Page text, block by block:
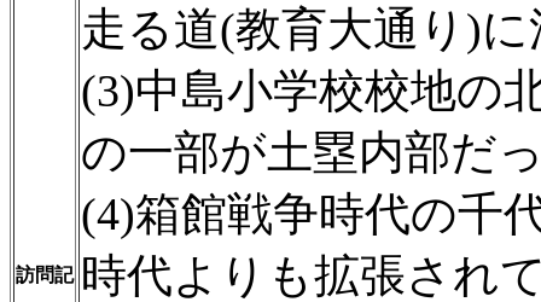
訪問記
走る道(教育大通り)
(3)中島小学校校地の
の一部が土塁内部だ
(4)箱館戦争時代の千
時代よりも拡張され